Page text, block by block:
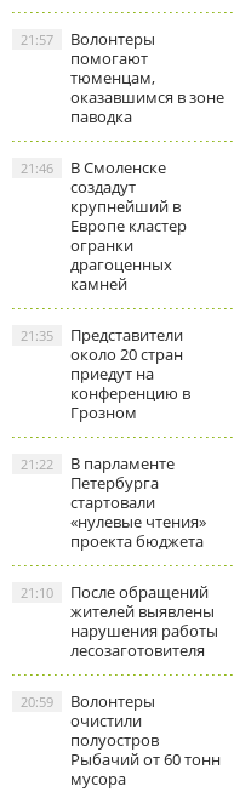
Волонтеры
помогают
тюменцам,
оказавшимся в зоне
паводка
21:57
В Смоленске
создадут
крупнейший в
Европе кластер
огранки
драгоценных
камней
21:46
Представители
около 20 стран
приедут на
конференцию в
Грозном
21:35
В парламенте
Петербурга
стартовали
«нулевые чтения»
проекта бюджета
21:22
После обращений
жителей выявлены
нарушения работы
лесозаготовителя
21:10
Волонтеры
очистили
полуостров
Рыбачий от 60 тонн
мусора
20:59